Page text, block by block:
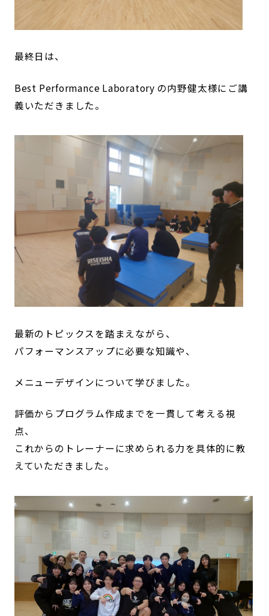
最終日は、
Best Performance Laboratory の内野健太様にご講
義いただきました。
最新のトピックスを踏まえながら、
パフォーマンスアップに必要な知識や、
メニューデザインについて学びました。
評価からプログラム作成までを一貫して考える視
点、
これからのトレーナーに求められる力を具体的に教
えていただきました。